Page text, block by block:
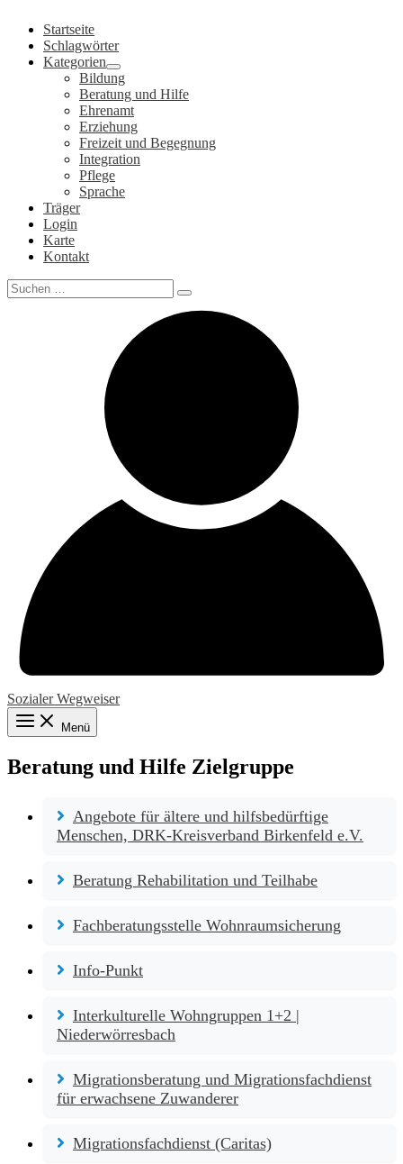
Inhalt
springen
Startseite
Schlagwörter
Kategorien
Bildung
Beratung und Hilfe
Ehrenamt
Erziehung
Freizeit und Begegnung
Integration
Pflege
Sprache
Träger
Login
Karte
Kontakt
Search
for:
Sozialer Wegweiser
Menü
Beratung und Hilfe Zielgruppe
Angebote für ältere und hilfsbedürftige
Menschen, DRK-Kreisverband Birkenfeld e.V.
Beratung Rehabilitation und Teilhabe
Fachberatungsstelle Wohnraumsicherung
Info-Punkt
Interkulturelle Wohngruppen 1+2 |
Niederwörresbach
Migrationsberatung und Migrationsfachdienst
für erwachsene Zuwanderer
Migrationsfachdienst (Caritas)